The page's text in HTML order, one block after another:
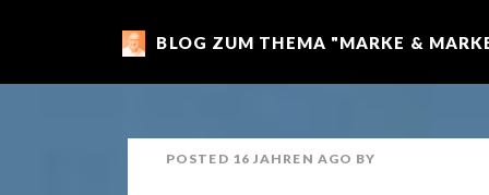
m
a
BLOG ZUM THEMA "MARKE &
POSTED 16 JAHREN AGO BY